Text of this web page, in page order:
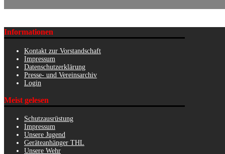
Informationen
Kontakt zur Vorstandschaft
Impressum
Datenschutzerklärung
Presse- und Vereinsarchiv
Login
Meist gelesen
Schutzausrüstung
Impressum
Unsere Jugend
Geräteanhänger THL
Unsere Wehr